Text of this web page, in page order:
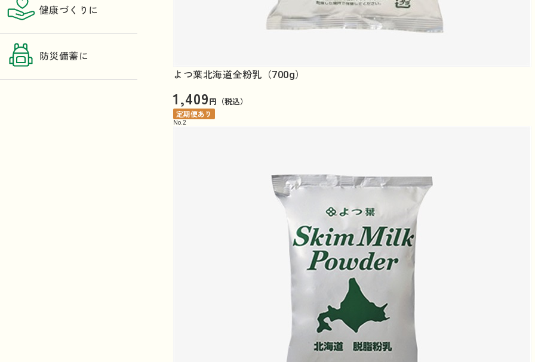
健康づくりに
防災備蓄に
よつ葉北海道全粉乳（700g）
1,409円（税込）
定期便あり
No.2